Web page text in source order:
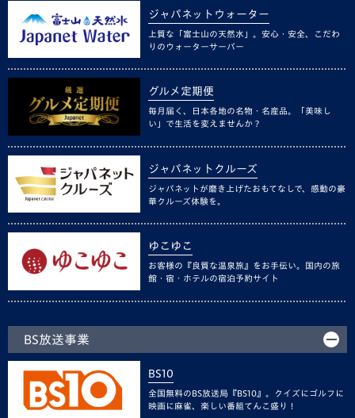
ジャパネットウォーター
上質な「富士山の天然水」。安心・安全、こだわ
りのウォーターサーバー
グルメ定期便
毎月届く、日本各地の名物・名産品。「美味し
い」で生活を変えませんか？
ジャパネットクルーズ
ジャパネットが磨き上げたおもてなしで、感動の豪
華クルーズ体験を。
ゆこゆこ
お客様の『良質な温泉旅』をお手伝い。国内の旅
館・宿・ホテルの宿泊予約サイト
BS放送事業
BS10
全国無料のBS放送局『BS10』。クイズにゴルフに
映画に麻雀、楽しい番組てんこ盛り！